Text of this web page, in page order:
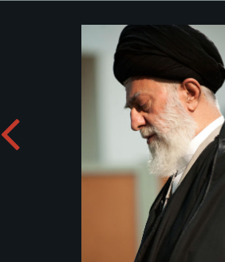
القائد آية الله العظمى الخامنئي
المعظم